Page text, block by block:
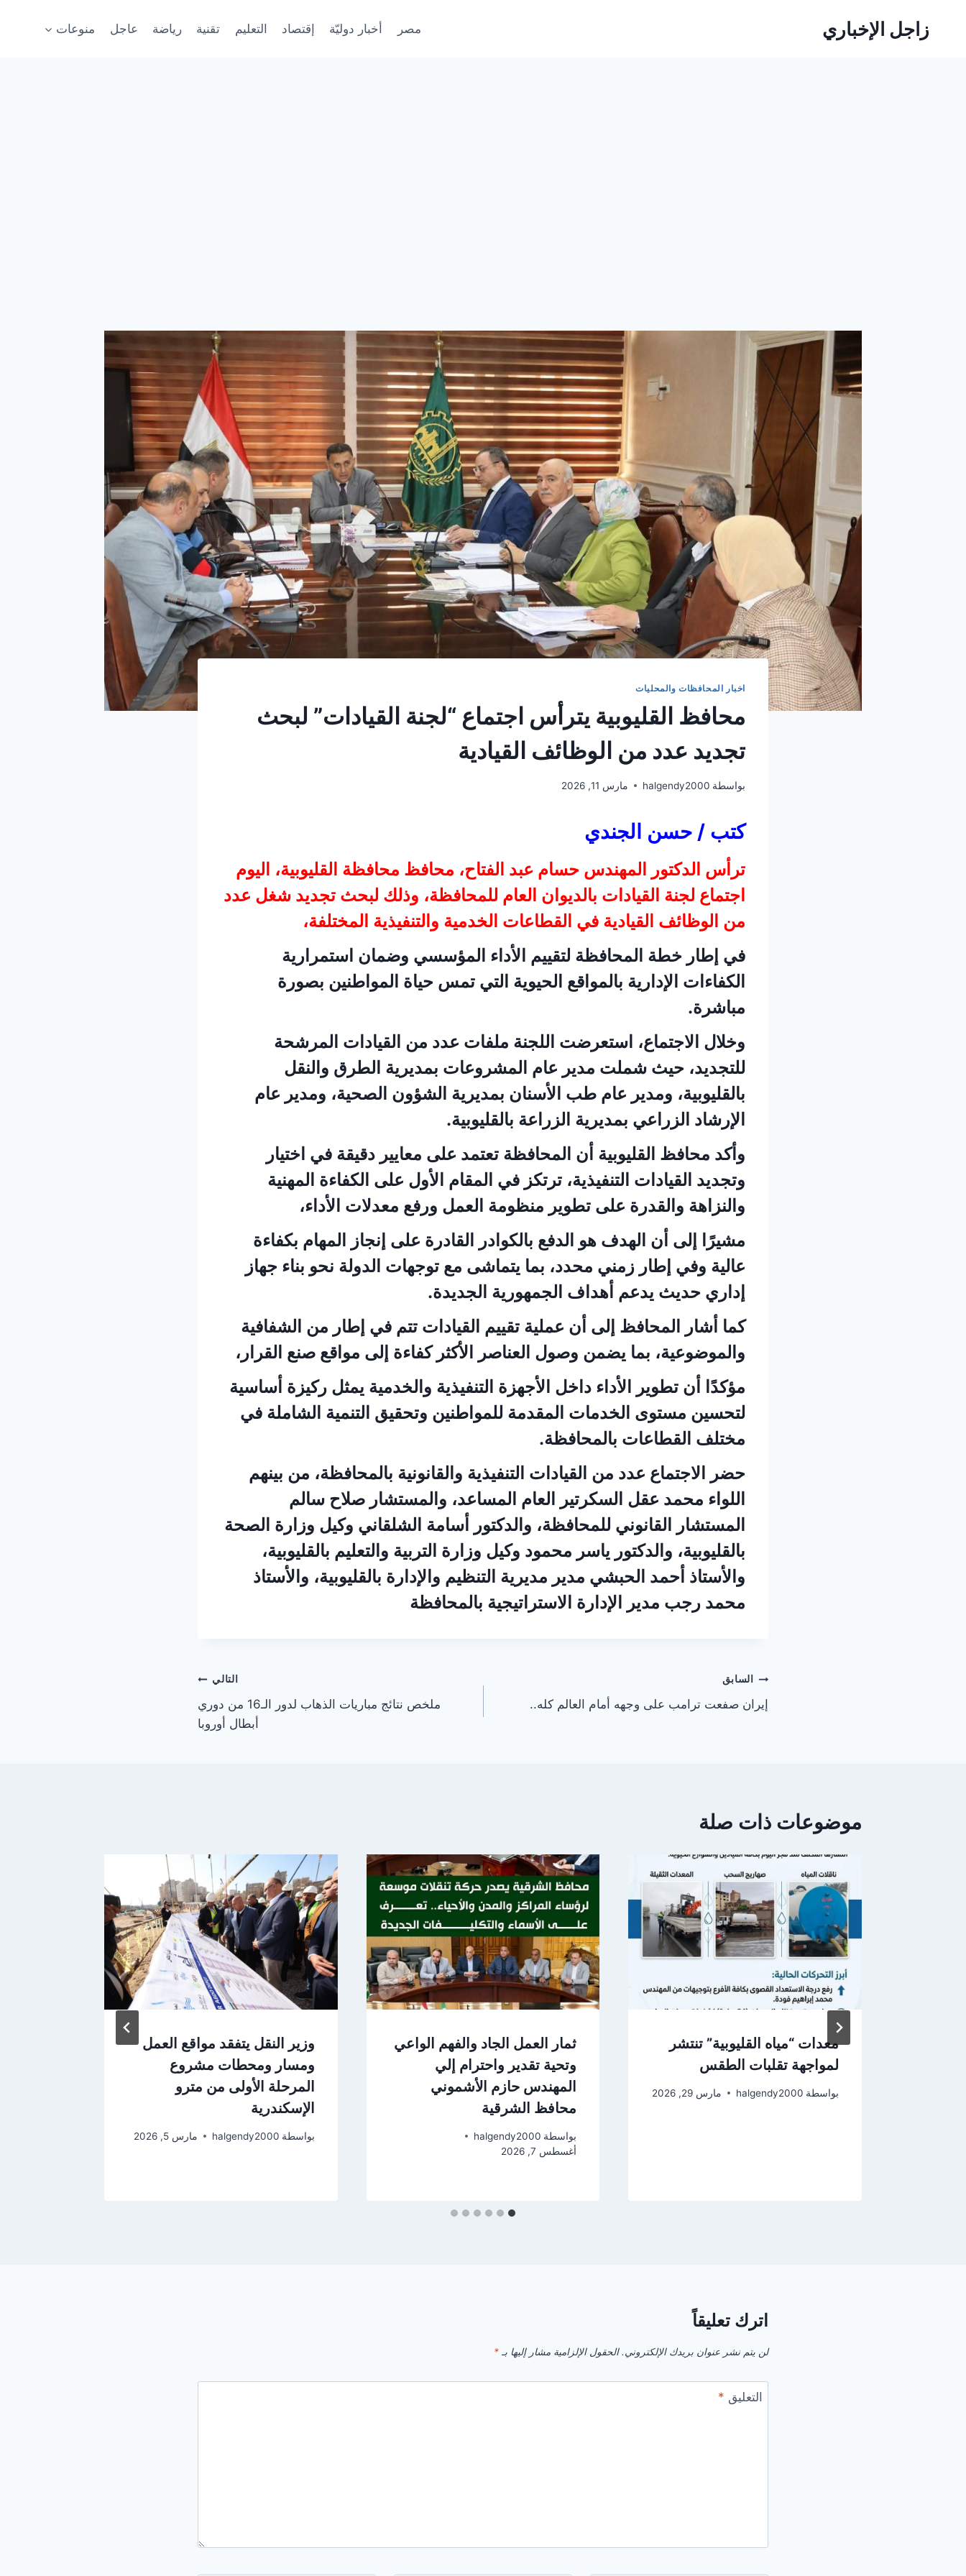
زاجل الإخباري مصر أخبار دوليّة إقتصاد التعليم تقنية رياضة عاجل منوعات
اخبار المحافظات والمحليات
محافظ القليوبية يترأس اجتماع “لجنة القيادات” لبحث
تجديد عدد من الوظائف القيادية
بواسطة halgendy2000 مارس 11, 2026
كتب / حسن الجندي
ترأس الدكتور المهندس حسام عبد الفتاح، محافظ محافظة القليوبية، اليوم
اجتماع لجنة القيادات بالديوان العام للمحافظة، وذلك لبحث تجديد شغل عدد
من الوظائف القيادية في القطاعات الخدمية والتنفيذية المختلفة،
في إطار خطة المحافظة لتقييم الأداء المؤسسي وضمان استمرارية
الكفاءات الإدارية بالمواقع الحيوية التي تمس حياة المواطنين بصورة
مباشرة.
وخلال الاجتماع، استعرضت اللجنة ملفات عدد من القيادات المرشحة
للتجديد، حيث شملت مدير عام المشروعات بمديرية الطرق والنقل
بالقليوبية، ومدير عام طب الأسنان بمديرية الشؤون الصحية، ومدير عام
الإرشاد الزراعي بمديرية الزراعة بالقليوبية.
وأكد محافظ القليوبية أن المحافظة تعتمد على معايير دقيقة في اختيار
وتجديد القيادات التنفيذية، ترتكز في المقام الأول على الكفاءة المهنية
والنزاهة والقدرة على تطوير منظومة العمل ورفع معدلات الأداء،
مشيرًا إلى أن الهدف هو الدفع بالكوادر القادرة على إنجاز المهام بكفاءة
عالية وفي إطار زمني محدد، بما يتماشى مع توجهات الدولة نحو بناء جهاز
إداري حديث يدعم أهداف الجمهورية الجديدة.
كما أشار المحافظ إلى أن عملية تقييم القيادات تتم في إطار من الشفافية
والموضوعية، بما يضمن وصول العناصر الأكثر كفاءة إلى مواقع صنع القرار،
مؤكدًا أن تطوير الأداء داخل الأجهزة التنفيذية والخدمية يمثل ركيزة أساسية
لتحسين مستوى الخدمات المقدمة للمواطنين وتحقيق التنمية الشاملة في
مختلف القطاعات بالمحافظة.
حضر الاجتماع عدد من القيادات التنفيذية والقانونية بالمحافظة، من بينهم
اللواء محمد عقل السكرتير العام المساعد، والمستشار صلاح سالم
المستشار القانوني للمحافظة، والدكتور أسامة الشلقاني وكيل وزارة الصحة
بالقليوبية، والدكتور ياسر محمود وكيل وزارة التربية والتعليم بالقليوبية،
والأستاذ أحمد الحبشي مدير مديرية التنظيم والإدارة بالقليوبية، والأستاذ
محمد رجب مدير الإدارة الاستراتيجية بالمحافظة
تصفّح
المقالات
السابق
إيران صفعت ترامب على وجهه أمام العالم كله..
التالي
ملخص نتائج مباريات الذهاب لدور الـ16 من دوري
أبطال أوروبا
موضوعات ذات صلة
معدات “مياه القليوبية” تنتشر
لمواجهة تقلبات الطقس
بواسطة halgendy2000 مارس 29, 2026
ثمار العمل الجاد والفهم الواعي
وتحية تقدير واحترام إلي
المهندس حازم الأشموني
محافظ الشرقية
بواسطة halgendy2000
أغسطس 7, 2026
وزير النقل يتفقد مواقع العمل
ومسار ومحطات مشروع
المرحلة الأولى من مترو
الإسكندرية
بواسطة halgendy2000 مارس 5, 2026
اترك تعليقاً
لن يتم نشر عنوان بريدك الإلكتروني. الحقول الإلزامية مشار إليها بـ *
التعليق *